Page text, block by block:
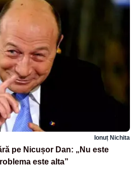
Ionuț Nichita
pe Nicușor Dan: „Nu este
este alta”